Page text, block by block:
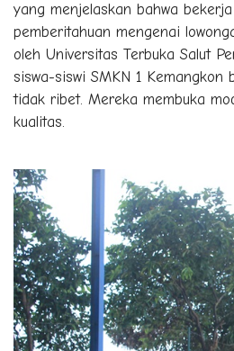
yang menjelaskan bahwa
pemberitahuan mengenai
oleh Universitas Terbuka Salut
siswa-siswi SMKN 1
tidak ribet. Mereka membuka
kualitas.